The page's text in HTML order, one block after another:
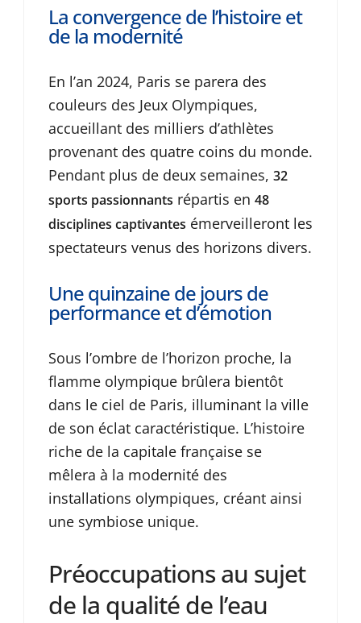
La convergence de l’histoire et
de la modernité
En l’an 2024, Paris se parera des
couleurs des Jeux Olympiques,
accueillant des milliers d’athlètes
provenant des quatre coins du monde.
Pendant plus de deux semaines, 32
sports passionnants répartis en 48
disciplines captivantes émerveilleront les
spectateurs venus des horizons divers.
Une quinzaine de jours de
performance et d’émotion
Sous l’ombre de l’horizon proche, la
flamme olympique brûlera bientôt
dans le ciel de Paris, illuminant la ville
de son éclat caractéristique. L’histoire
riche de la capitale française se
mêlera à la modernité des
installations olympiques, créant ainsi
une symbiose unique.
Préoccupations au sujet
de la qualité de l’eau